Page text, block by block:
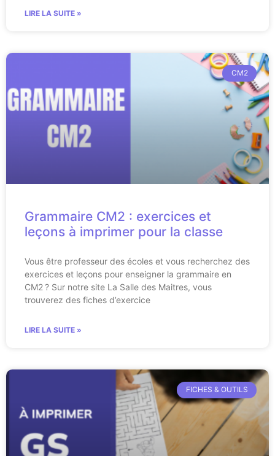
LIRE LA SUITE »
CM2
Grammaire CM2 : exercices et
leçons à imprimer pour la classe
Vous être professeur des écoles et vous recherchez des
exercices et leçons pour enseigner la grammaire en
CM2 ? Sur notre site La Salle des Maitres, vous
trouverez des fiches d’exercice
LIRE LA SUITE »
FICHES & OUTILS